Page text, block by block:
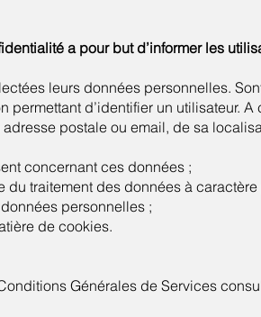
a pour but d’informer les
leurs données personnelles.
permettant d’identifier un utilisateur.
postale ou email, de sa
concernant ces données ;
du traitement des données à
personnelles ;
de cookies.
Générales de Services